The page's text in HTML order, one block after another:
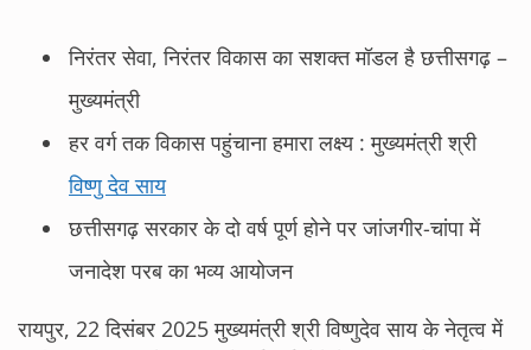
निरंतर सेवा, निरंतर विकास का सशक्त मॉडल है छत्तीसगढ़ –
मुख्यमंत्री
हर वर्ग तक विकास पहुंचाना हमारा लक्ष्य : मुख्यमंत्री श्री
विष्णु देव साय
छत्तीसगढ़ सरकार के दो वर्ष पूर्ण होने पर जांजगीर-चांपा में
जनादेश परब का भव्य आयोजन
रायपुर, 22 दिसंबर 2025 मुख्यमंत्री श्री विष्णुदेव साय के नेतृत्व में